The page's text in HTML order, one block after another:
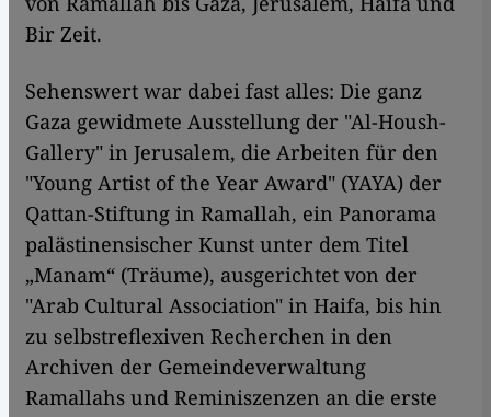
Bir Zeit.
Sehenswert war dabei fast alles: Die ganz
Gaza gewidmete Ausstellung der "Al-Housh-
Gallery" in Jerusalem, die Arbeiten für den
"Young Artist of the Year Award" (YAYA) der
Qattan-Stiftung in Ramallah, ein Panorama
palästinensischer Kunst unter dem Titel
„Manam“ (Träume), ausgerichtet von der
"Arab Cultural Association" in Haifa, bis hin
zu selbstreflexiven Recherchen in den
Archiven der Gemeindeverwaltung
Ramallahs und Reminiszenzen an die erste